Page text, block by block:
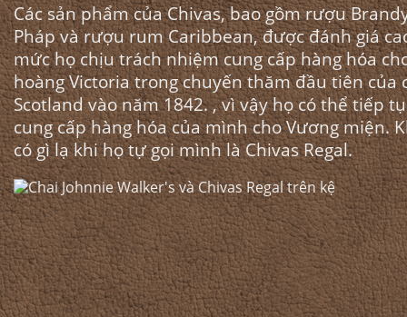
Các sản phẩm của Chivas, bao gồm rượu
Pháp và rượu rum Caribbean, được đánh giá
mức họ chịu trách nhiệm cung cấp hàng hóa
hoàng Victoria trong chuyến thăm đầu tiên của
Scotland vào năm 1842. , vì vậy họ có thể tiếp
cung cấp hàng hóa của mình cho Vương miện.
có gì lạ khi họ tự gọi mình là Chivas Regal.